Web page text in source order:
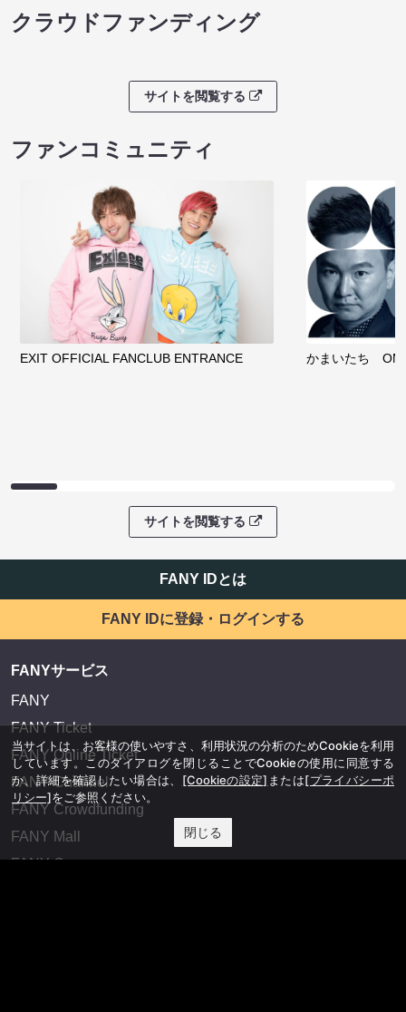
クラウドファンディング
サイトを閲覧する
ファンコミュニティ
EXIT OFFICIAL FANCLUB ENTRANCE かまいたち
サイトを閲覧する
FANY IDとは
FANY IDに登録・ログインする
FANYサービス
FANY
FANY Ticket
FANY Online Ticket
FANY Channel
FANY Crowdfunding
FANY Mall
FANY Commu
当サイトは、お客様の使いやすさ、利用状況の分析のためCookieを利用
しています。このダイアログを閉じることでCookieの使用に同意する
か、詳細を確認したい場合は、 [Cookieの設定] または[プライバシーポ
リシー]をご参照ください。
閉じる